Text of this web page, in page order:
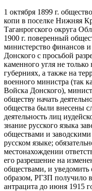
1 октября 1899 г.
копи в поселке Нижняя
Таганрогского округа
1900 г. поверенный
министерство финансов
Донского с просьбой
каменного угля не
губерниях, а также на
военного министра (так
Войска Донского),
обществу начать
общества были внесены
деятельность лиц
знание русского языка
обществами и
русском языке;
местонахождении
его разрешение на
обществами, и
образом, РГЗП получило
антрацита до июня 1915